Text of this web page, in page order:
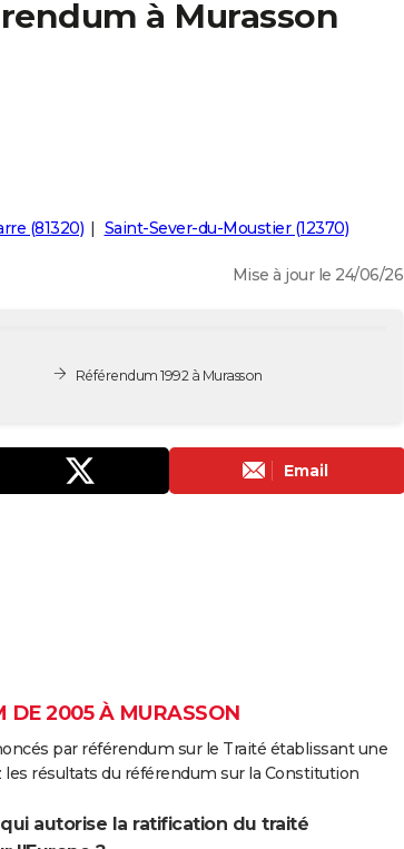
à Murasson
(81320) Saint-Sever-du-Moustier (12370)
Mise à jour le 24/06/26
Référendum 1992 à Murasson
Email
DE 2005 À MURASSON
par référendum sur le Traité établissant une
résultats du référendum sur la Constitution
autorise la ratification du traité